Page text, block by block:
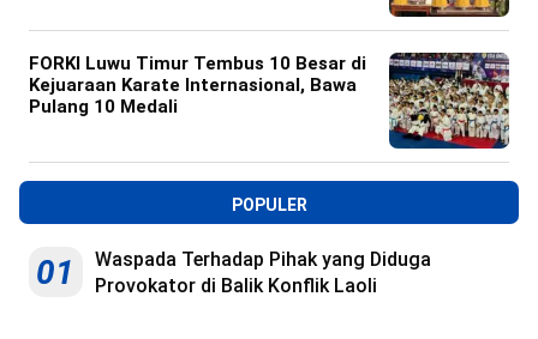
FORKI Luwu Timur Tembus 10 Besar di
Kejuaraan Karate Internasional, Bawa
Pulang 10 Medali
POPULER
01
Waspada Terhadap Pihak yang Diduga
Provokator di Balik Konflik Laoli